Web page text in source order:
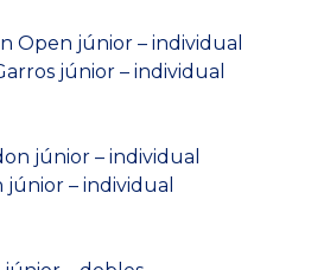
Open júnior – individual
júnior – individual
júnior – individual
júnior – individual